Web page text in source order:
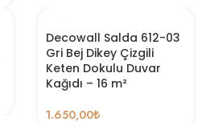
Decowall Salda 612-03
Gri Bej Dikey Çizgili
Keten Dokulu Duvar
Kağıdı – 16 m²
1.650,00₺